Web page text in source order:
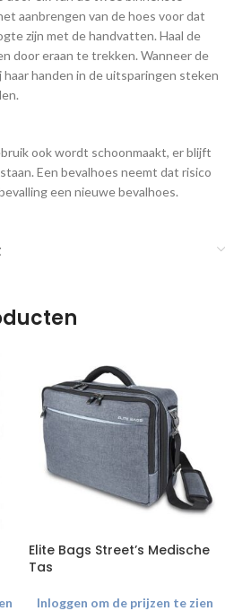
aanbrengen van de hoes voor dat
zijn met de handvatten. Haal de
door eraan te trekken. Wanneer de
haar handen in de uitsparingen steken
ook wordt schoonmaakt, er blijft
Een bevalhoes neemt dat risico
een nieuwe bevalhoes.
Elite Bags Street’s Medische
Tas
Inloggen om de prijzen te zien